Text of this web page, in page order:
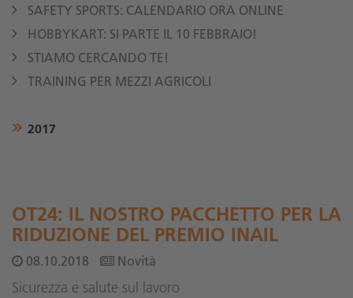
SAFETY SPORTS: CALENDARIO ORA ONLINE
HOBBYKART: SI PARTE IL 10 FEBBRAIO!
STIAMO CERCANDO TE!
TRAINING PER MEZZI AGRICOLI
2017
OT24: IL NOSTRO PACCHETTO PER LA
RIDUZIONE DEL PREMIO INAIL
08.10.2018 Novità
Sicurezza e salute sul lavoro